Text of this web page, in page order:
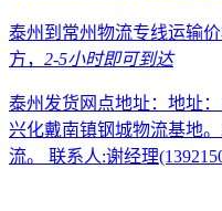
泰州到常州物流专线运输
方， 2-5小时即可到达
泰州发货网点地址：地址
兴化戴南镇钢城物流基地
流。 联系人:谢经理